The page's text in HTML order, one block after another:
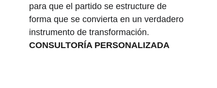
para que el partido se estructure de
forma que se convierta en un verdadero
instrumento de transformación.
CONSULTORÍA PERSONALIZADA